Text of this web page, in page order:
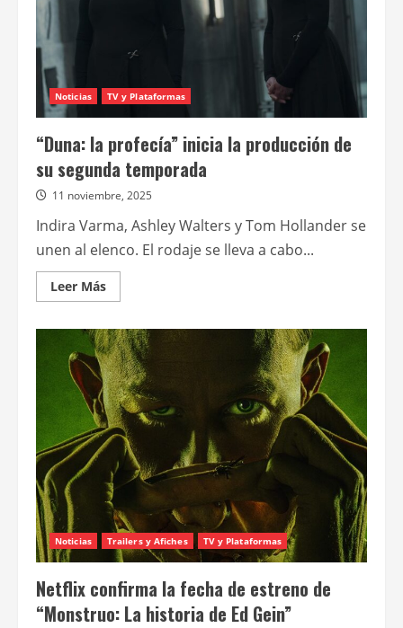
Noticias TV y Plataformas
“Duna: la profecía” inicia la producción de
su segunda temporada
11 noviembre, 2025
Indira Varma, Ashley Walters y Tom Hollander se
unen al elenco. El rodaje se lleva a cabo...
Leer MásLeer
más
“Duna:
la
profecía”
inicia
la
producción
de
su
segunda
temporada
Noticias Trailers y Afiches TV y Plataformas
Netflix confirma la fecha de estreno de
“Monstruo: La historia de Ed Gein”